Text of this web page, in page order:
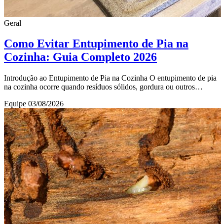
Geral
Como Evitar Entupimento de Pia na
Cozinha: Guia Completo 2026
Introdução ao Entupimento de Pia na Cozinha O entupimento de pia
na cozinha ocorre quando resíduos sólidos, gordura ou outros
Equipe 03/08/2026